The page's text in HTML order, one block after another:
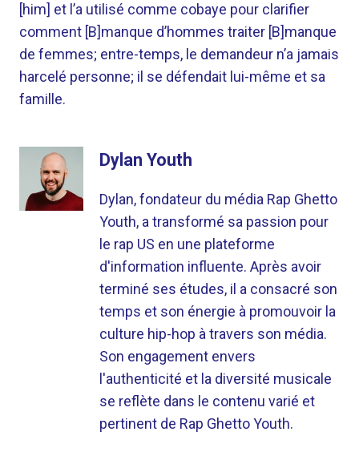
[him] et l’a utilisé comme cobaye pour clarifier
comment [B]manque d’hommes traiter [B]manque
de femmes; entre-temps, le demandeur n’a jamais
harcelé personne; il se défendait lui-même et sa
famille.
Dylan Youth
Dylan, fondateur du média Rap Ghetto
Youth, a transformé sa passion pour
le rap US en une plateforme
d'information influente. Après avoir
terminé ses études, il a consacré son
temps et son énergie à promouvoir la
culture hip-hop à travers son média.
Son engagement envers
l'authenticité et la diversité musicale
se reflète dans le contenu varié et
pertinent de Rap Ghetto Youth.